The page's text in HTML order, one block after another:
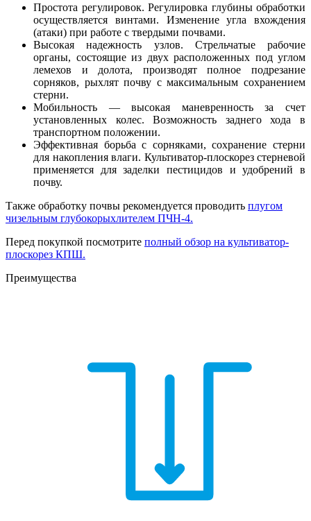
Простота регулировок. Регулировка глубины обработки
осуществляется винтами. Изменение угла вхождения
(атаки) при работе с твердыми почвами.
Высокая надежность узлов. Стрельчатые рабочие
органы, состоящие из двух расположенных под углом
лемехов и долота, производят полное подрезание
сорняков, рыхлят почву с максимальным сохранением
стерни.
Мобильность — высокая маневренность за счет
установленных колес. Возможность заднего хода в
транспортном положении.
Эффективная борьба с сорняками, сохранение стерни
для накопления влаги. Культиватор-плоскорез стерневой
применяется для заделки пестицидов и удобрений в
почву.
Также обработку почвы рекомендуется проводить плугом
чизельным глубокорыхлителем ПЧН-4.
Перед покупкой посмотрите полный обзор на культиватор-
плоскорез КПШ.
Преимущества